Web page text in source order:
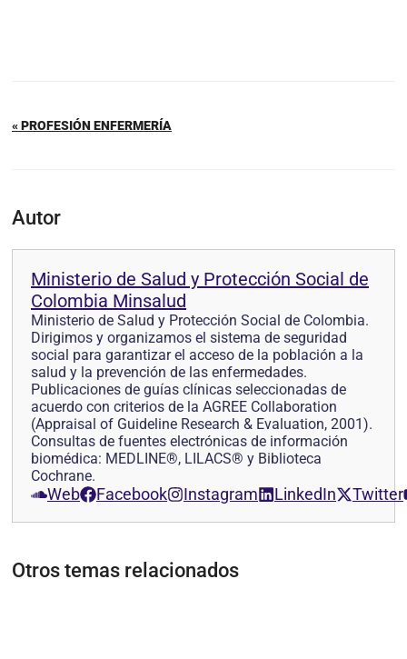
« PROFESIÓN ENFERMERÍA
Autor
Ministerio de Salud y Protección Social de
Colombia Minsalud
Ministerio de Salud y Protección Social de Colombia.
Dirigimos y organizamos el sistema de seguridad
social para garantizar el acceso de la población a la
salud y la prevención de las enfermedades.
Publicaciones de guías clínicas seleccionadas de
acuerdo con criterios de la AGREE Collaboration
(Appraisal of Guideline Research & Evaluation, 2001).
Consultas de fuentes electrónicas de información
biomédica: MEDLINE®, LILACS® y Biblioteca
Cochrane.
Web Facebook Instagram LinkedIn Twitter
Otros temas relacionados